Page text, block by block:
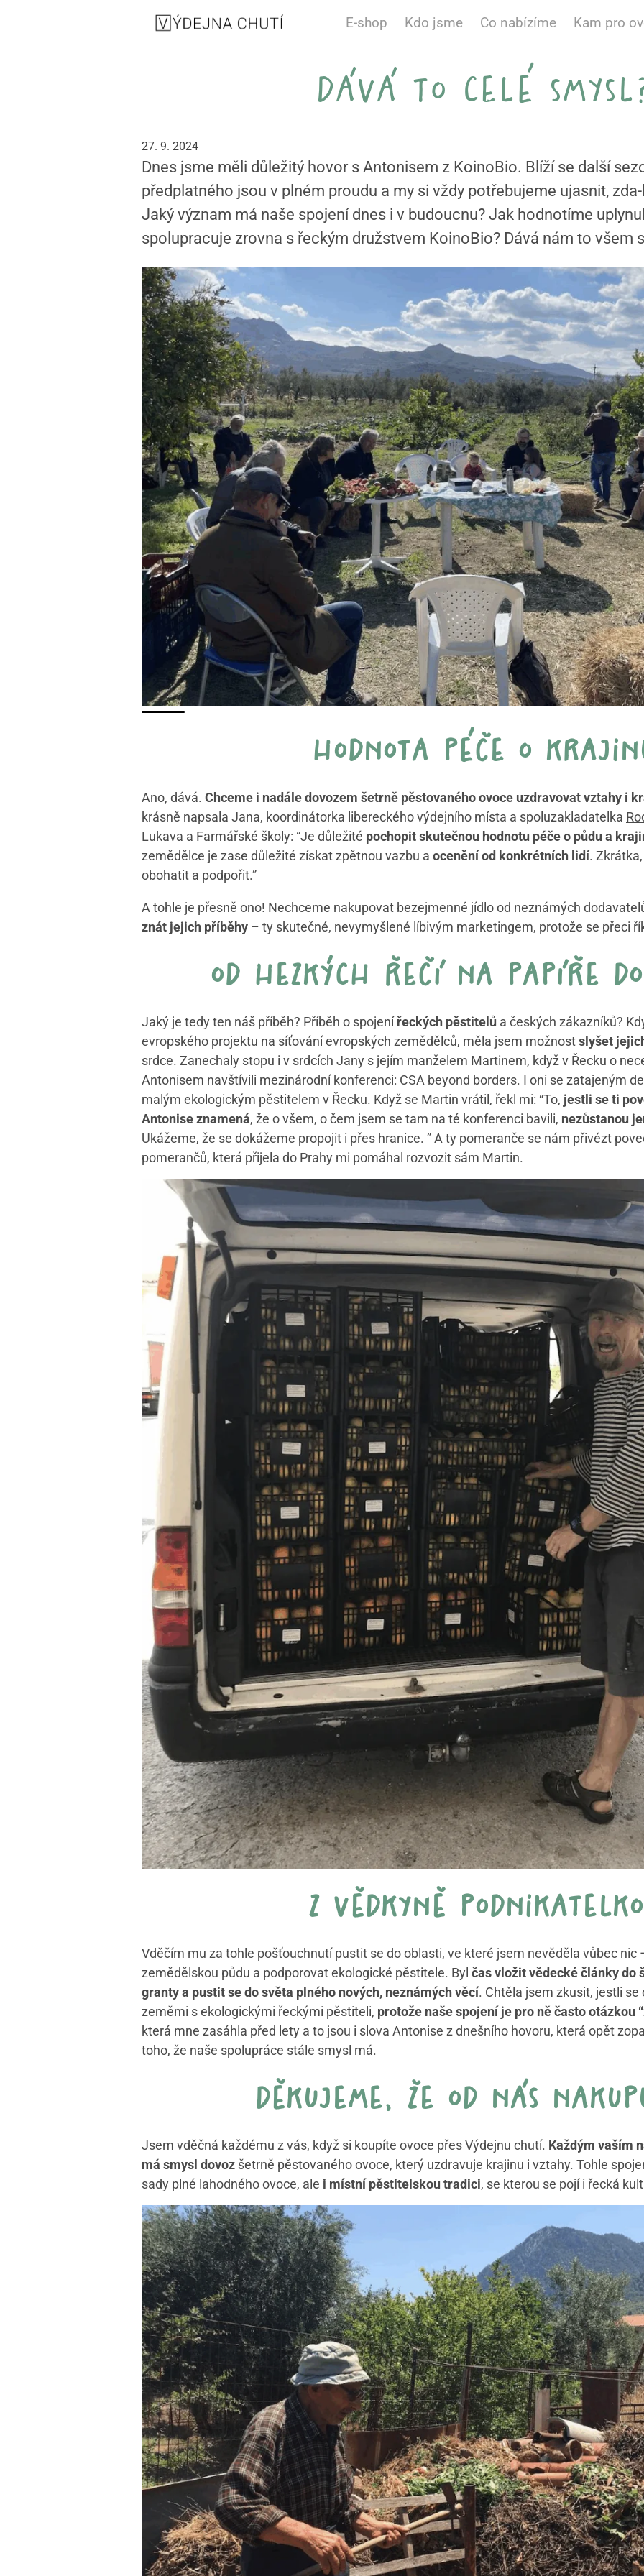
E-shop Kdo jsme Co nabízíme Kam pro
dává to celé
27. 9. 2024
Dnes jsme měli důležitý hovor s Antonisem z KoinoBio. Blíží se další
předplatného jsou v plném proudu a my si vždy potřebujeme ujasnit,
Jaký význam má naše spojení dnes i v budoucnu? Jak hodnotíme
spolupracuje zrovna s řeckým družstvem KoinoBio? Dává nám to všem
hodnota péče o
Ano, dává. Chceme i nadále dovozem šetrně pěstovaného ovoce uzdravovat vztahy i
krásně napsala Jana, koordinátorka libereckého výdejního místa a spoluzakladatelka
Lukava a Farmářské školy: “Je důležité pochopit skutečnou hodnotu péče o půdu a
zemědělce je zase důležité získat zpětnou vazbu a ocenění od konkrétních lidí.
obohatit a podpořit.”
A tohle je přesně ono! Nechceme nakupovat bezejmenné jídlo od neznámých
znát jejich příběhy – ty skutečné, nevymyšlené líbivým marketingem, protože se přeci
od hezkých řečí na papíře
Jaký je tedy ten náš příběh? Příběh o spojenířeckých pěstitelů a českých zákazníků?
evropského projektu na síťování evropských zemědělců, měla jsem možnostslyšet
srdce. Zanechaly stopu i v srdcích Jany s jejím manželem Martinem, když v Řecku o
Antonisem navštívili mezinárodní konferenci: CSA beyond borders. I oni se zatajeným
malým ekologickým pěstitelem v Řecku. Když se Martin vrátil, řekl mi: “To, jestli se ti
Antonise znamená, že o všem, o čem jsem se tam na té konferenci bavili, nezůstanou
Ukážeme, že se dokážeme propojit i přes hranice. ” A ty pomeranče se nám přivézt
pomerančů, která přijela do Prahy mi pomáhal rozvozit sám Martin.
z vědkyně
Vděčím mu za tohle pošťouchnutí pustit se do oblasti, ve které jsem nevěděla vůbec nic
zemědělskou půdu a podporovat ekologické pěstitele. Byl čas vložit vědecké články do
granty a pustit se do světa plného nových, neznámých věcí. Chtěla jsem zkusit, jestli
zeměmi s ekologickými řeckými pěstiteli, protože naše spojení je pro ně často otázkou
která mne zasáhla před lety a to jsou i slova Antonise z dnešního hovoru, která opět
toho, že naše spolupráce stále smysl má.
děkujeme, že od nás
Jsem vděčná každému z vás, když si koupíte ovoce přes Výdejnu chutí. Každým vaším
má smysl dovoz šetrně pěstovaného ovoce, který uzdravuje krajinu i vztahy. Tohle
sady plné lahodného ovoce, ale i místní pěstitelskou tradici, se kterou se pojí i řecká